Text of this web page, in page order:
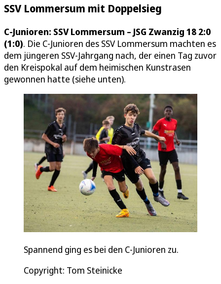
SSV Lommersum mit Doppelsieg
C-Junioren: SSV Lommersum – JSG Zwanzig 18 2:0
(1:0). Die C-Junioren des SSV Lommersum machten es
dem jüngeren SSV-Jahrgang nach, der einen Tag zuvor
den Kreispokal auf dem heimischen Kunstrasen
gewonnen hatte (siehe unten).
Spannend ging es bei den C-Junioren zu.
Copyright: Tom Steinicke